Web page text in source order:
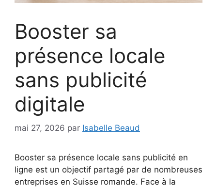
Booster sa
présence locale
sans publicité
digitale
mai 27, 2026 par Isabelle Beaud
Booster sa présence locale sans publicité en
ligne est un objectif partagé par de nombreuses
entreprises en Suisse romande. Face à la